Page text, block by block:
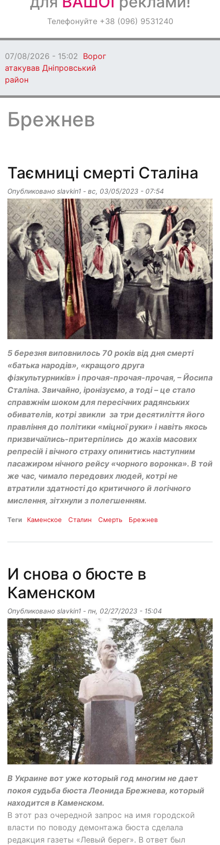
ОголошенняТелефонуйте +38 (096) 9531240
07/08/2026 - 13:53 На Дніпропетровщині
чоловік вчинив стрілянину у місті
Брежнев
Таємниці смерті Сталіна
Опубликовано slavkin1 - вс, 03/05/2023 - 07:54
5 березня виповнилось 70 років від дня смерті
«батька народів», «кращого друга
фізкультурників» і прочая-прочая-прочая, – Йосипа
Сталіна. Звичайно, іронізуємо, а тоді – це стало
справжнім шоком для пересічних радянських
обивателів, котрі звикли за три десятиліття його
правління до політики «міцної руки» і навіть якось
призвичаїлись-притерпілись до жахів масових
репресій і вічного страху опинитись наступним
пасажиром нічного рейсу «чорного воронка». В той
же час, чимало передових людей, котрі не
втратили здатності до критичного й логічного
мислення, зітхнули з полегшенням.
Теги Каменское Сталин Смерть Брежнев
И снова о бюсте в
Каменском
Опубликовано slavkin1 - пн, 02/27/2023 - 15:04
В Украине вот уже который год многим не дает
покоя судьба бюста Леонида Брежнева, который
находится в Каменском.
В этот раз очередной запрос на имя городской
власти по поводу демонтажа бюста сделала
редакция газеты «Левый берег». В ответ был